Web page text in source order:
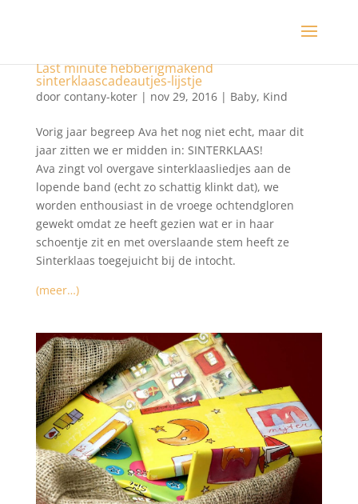
Last minute hebberigmakend
sinterklaascadeautjes-lijstje
door contany-koter| nov 29, 2016| Baby, Kind
Vorig jaar begreep Ava het nog niet echt, maar dit
jaar zitten we er midden in: SINTERKLAAS!
Ava zingt vol overgave sinterklaasliedjes aan de
lopende band (echt zo schattig klinkt dat), we
worden enthousiast in de vroege ochtendgloren
gewekt omdat ze heeft gezien wat er in haar
schoentje zit en met overslaande stem heeft ze
Sinterklaas toegejuicht bij de intocht.
(meer…)